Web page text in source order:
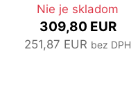
Nie je skladom
309,80 EUR
251,87 EUR bez DPH